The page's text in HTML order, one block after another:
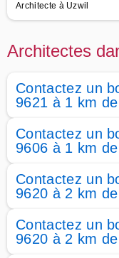
Architecte à Uzwil
Architectes
Contactez un
9621 à 1 km
Contactez un
9606 à 1 km
Contactez un
9620 à 2 km
Contactez un
9620 à 2 km